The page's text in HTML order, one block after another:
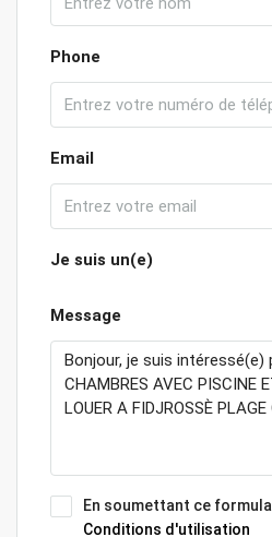
Phone
Email
Je suis un(e)
Message
En soumettant ce
Conditions d'utilisation